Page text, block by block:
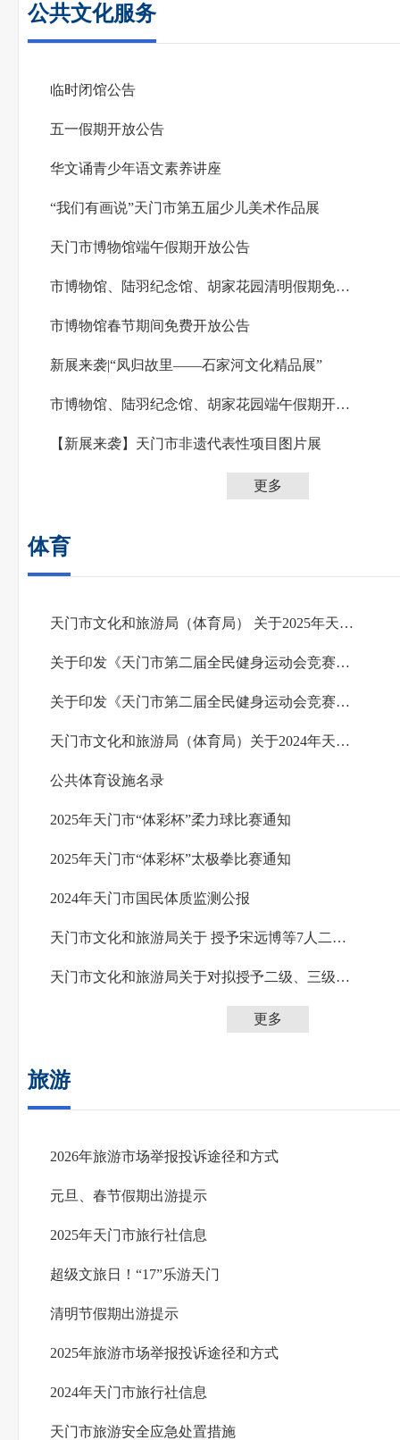
公共文化服务
临时闭馆公告
五一假期开放公告
华文诵青少年语文素养讲座
“我们有画说”天门市第五届少儿美术作品展
天门市博物馆端午假期开放公告
市博物馆、陆羽纪念馆、胡家花园清明假期免费开放公告
市博物馆春节期间免费开放公告
新展来袭|“凤归故里——石家河文化精品展”
市博物馆、陆羽纪念馆、胡家花园端午假期开放公告
【新展来袭】天门市非遗代表性项目图片展
更多
体育
天门市文化和旅游局（体育局） 关于2025年天门市体育彩票公益金筹集使用情况的公告
关于印发《天门市第二届全民健身运动会竞赛规程总则》的通知
关于印发《天门市第二届全民健身运动会竞赛规程总则》的通知
天门市文化和旅游局（体育局）关于2024年天门市体育彩票公益金筹集使用情况的公告
公共体育设施名录
2025年天门市“体彩杯”柔力球比赛通知
2025年天门市“体彩杯”太极拳比赛通知
2024年天门市国民体质监测公报
天门市文化和旅游局关于 授予宋远博等7人二级、三级运动员称号的通知
天门市文化和旅游局关于对拟授予二级、三级运动员称号人员进行公示的通知
更多
旅游
2026年旅游市场举报投诉途径和方式
元旦、春节假期出游提示
2025年天门市旅行社信息
超级文旅日！“17”乐游天门
清明节假期出游提示
2025年旅游市场举报投诉途径和方式
2024年天门市旅行社信息
天门市旅游安全应急处置措施